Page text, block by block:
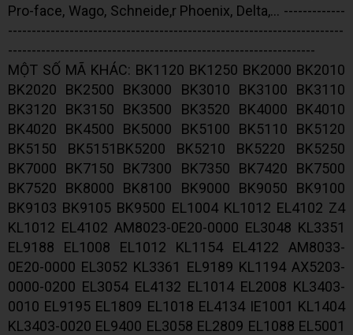
Pro-face, Wago, Schneide,r Phoenix, Delta,... -------------
-----------------------------------------------------------------------
-----------------------------------------------------------------
MỘT SỐ MÃ KHÁC: BK1120 BK1250 BK2000 BK2010
BK2020 BK2500 BK3000 BK3010 BK3100 BK3110
BK3120 BK3150 BK3500 BK3520 BK4000 BK4010
BK4020 BK4500 BK5000 BK5100 BK5110 BK5120
BK5150 BK5151BK5200 BK5210 BK5220 BK5250
BK7000 BK7150 BK7300 BK7350 BK7420 BK7500
BK7520 BK8000 BK8100 BK9000 BK9050 BK9100
BK9103 BK9105 BK9500 EL1004 KL1012 EL4102 Z4
KL1012 EL4102 AM8023-0E20-0000 EL3048 KL3351
EL9188 EL1008 EL1012 KL1154 EL4122 AM8033-
0E20-0000 EL3052 KL3361 EL9189 KL1194 AX5203-
0000-0200 EL3054 EL4132 EL1014 EL2008 KL3403-
0010 EL9195 EL1809 EL1018 EL4134 IE1001 KL1404
KL3403-0020 EL9400 EL3058 EL2809 EL1088 EL5001